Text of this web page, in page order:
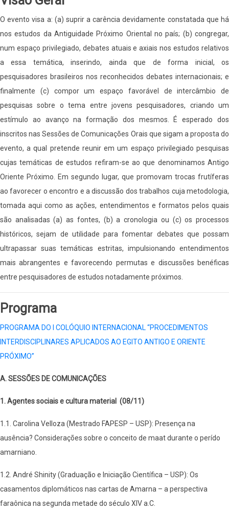
O evento visa a: (a) suprir a carência devidamente constatada que há
nos estudos da Antiguidade Próximo Oriental no país; (b) congregar,
num espaço privilegiado, debates atuais e axiais nos estudos relativos
a essa temática, inserindo, ainda que de forma inicial, os
pesquisadores brasileiros nos reconhecidos debates internacionais; e
finalmente (c) compor um espaço favorável de intercâmbio de
pesquisas sobre o tema entre jovens pesquisadores, criando um
estímulo ao avanço na formação dos mesmos. É esperado dos
inscritos nas Sessões de Comunicações Orais que sigam a proposta do
evento, a qual pretende reunir em um espaço privilegiado pesquisas
cujas temáticas de estudos refiram-se ao que denominamos Antigo
Oriente Próximo. Em segundo lugar, que promovam trocas frutíferas
ao favorecer o encontro e a discussão dos trabalhos cuja metodologia,
tomada aqui como as ações, entendimentos e formatos pelos quais
são analisadas (a) as fontes, (b) a cronologia ou (c) os processos
históricos, sejam de utilidade para fomentar debates que possam
ultrapassar suas temáticas estritas, impulsionando entendimentos
mais abrangentes e favorecendo permutas e discussões benéficas
entre pesquisadores de estudos notadamente próximos.
​​​​​​​Programa
PROGRAMA DO I COLÓQUIO INTERNACIONAL “PROCEDIMENTOS
INTERDISCIPLINARES APLICADOS AO EGITO ANTIGO E ORIENTE
PRÓXIMO”
A. SESSÕES DE COMUNICAÇÕES
1. Agentes sociais e cultura material (08/11)
1.1. Carolina Velloza (Mestrado FAPESP – USP): Presença na
ausência? Considerações sobre o conceito de maat durante o perído
amarniano.
1.2. André Shinity (Graduação e Iniciação Científica – USP): Os
casamentos diplomáticos nas cartas de Amarna – a perspectiva
faraônica na segunda metade do século XIV a.C.